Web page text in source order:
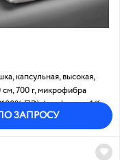
капсульная, высокая,
700 г, микрофибра
ПЭ) /холфитекс:1/6
ЗАПРОСУ